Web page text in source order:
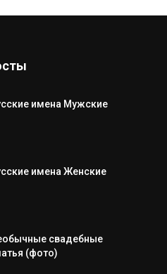
имена Мужские
имена Женские
свадебные
(фото)